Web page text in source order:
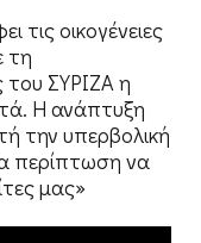
τις οικογένειες
τη
του ΣΥΡΙΖΑ η
Η ανάπτυξη
την υπερβολική
περίπτωση να
μας»